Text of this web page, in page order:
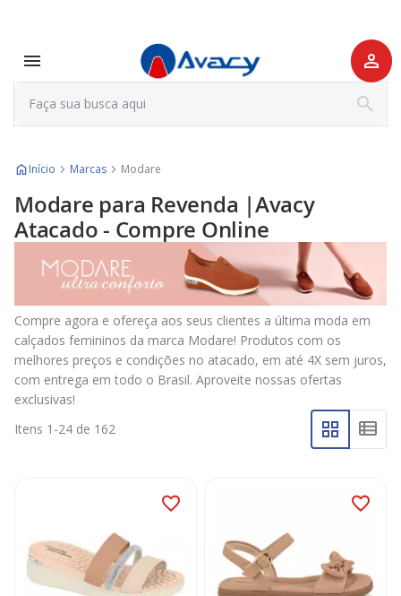
Início Marcas Modare
Modare para Revenda |Avacy
Atacado - Compre Online
Compre agora e ofereça aos seus clientes a última moda em
calçados femininos da marca Modare! Produtos com os
melhores preços e condições no atacado, em até 4X sem juros,
com entrega em todo o Brasil. Aproveite nossas ofertas
exclusivas!
Itens 1 -24 de 162